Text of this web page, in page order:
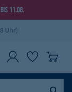
11.08.
Uhr)